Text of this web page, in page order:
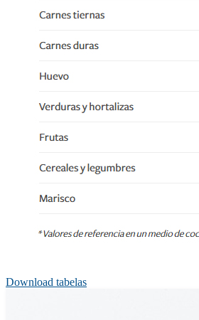
Download tabelas